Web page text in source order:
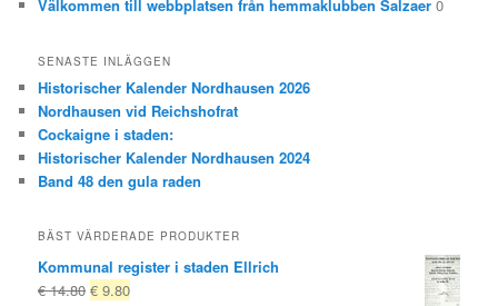
Välkommen till webbplatsen från hemmaklubben Salzaer 0
SENASTE INLÄGGEN
Historischer Kalender Nordhausen 2026
Nordhausen vid Reichshofrat
Cockaigne i staden:
Historischer Kalender Nordhausen 2024
Band 48 den gula raden
BÄST VÄRDERADE PRODUKTER
Kommunal register i staden Ellrich
€14.80 Ursprungligt
€ 9.80Nuvarande